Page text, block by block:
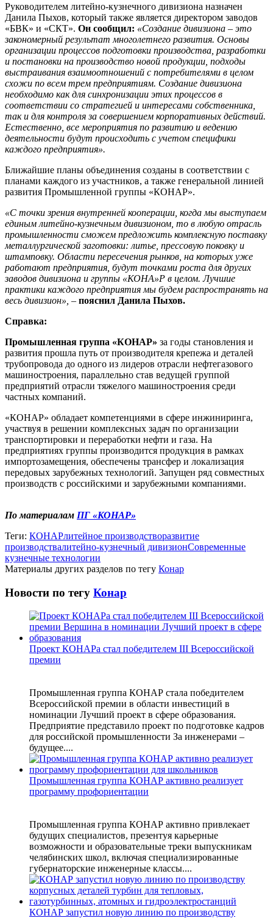
Руководителем литейно-кузнечного дивизиона назначен
Данила Пыхов, который также является директором заводов
«БВК» и «СКТ». Он сообщил: «Создание дивизиона – это
закономерный результат многолетнего развития. Основы
организации процессов подготовки производства, разработки
и постановки на производство новой продукции, подходы
выстраивания взаимоотношений с потребителями в целом
схожи по всем трем предприятиям. Создание дивизиона
необходимо как для синхронизации этих процессов в
соответствии со стратегией и интересами собственника,
так и для контроля за совершением корпоративных действий.
Естественно, все мероприятия по развитию и ведению
деятельности будут происходить с учетом специфики
каждого предприятия».
Ближайшие планы объединения созданы в соответствии с
планами каждого из участников, а также генеральной линией
развития Промышленной группы «КОНАР».
«С точки зрения внутренней кооперации, когда мы выступаем
единым литейно-кузнечным дивизионом, то в любую отрасль
промышленности сможем предложить комплексную поставку
металлургической заготовки: литье, прессовую поковку и
штамповку. Области пересечения рынков, на которых уже
работают предприятия, будут точками роста для других
заводов дивизиона и группы «КОНА»Р в целом. Лучшие
практики каждого предприятия мы будем распространять на
весь дивизион», – пояснил Данила Пыхов.
Справка:
Промышленная группа «КОНАР» за годы становления и
развития прошла путь от производителя крепежа и деталей
трубопровода до одного из лидеров отрасли нефтегазового
машиностроения, параллельно став ведущей группой
предприятий отрасли тяжелого машиностроения среди
частных компаний.
«КОНАР» обладает компетенциями в сфере инжиниринга,
участвуя в решении комплексных задач по организации
транспортировки и переработки нефти и газа. На
предприятиях группы производится продукция в рамках
импортозамещения, обеспечены трансфер и локализация
передовых зарубежных технологий. Запущен ряд совместных
производств с российскими и зарубежными компаниями.
По материалам ПГ «КОНАР»
Теги: КОНАРлитейное производстворазвитие
производствалитейно-кузнечный дивизионСовременные
кузнечные технологии
Материалы других разделов по тегу Конар
Новости по тегу Конар
Проект КОНАРа стал победителем III Всероссийской
премии
Промышленная группа КОНАР стала победителем
Всероссийской премии в области инвестиций в
номинации Лучший проект в сфере образования.
Предприятие представило проект по подготовке кадров
для российской промышленности За инженерами –
будущее....
Промышленная группа КОНАР активно реализует
программу профориентации
Промышленная группа КОНАР активно привлекает
будущих специалистов, презентуя карьерные
возможности и образовательные треки выпускникам
челябинских школ, включая специализированные
губернаторские инженерные классы....
КОНАР запустил новую линию по производству